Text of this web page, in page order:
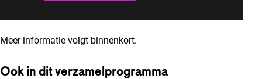
Meer informatie volgt binnenkort.
Ook in dit verzamelprogramma